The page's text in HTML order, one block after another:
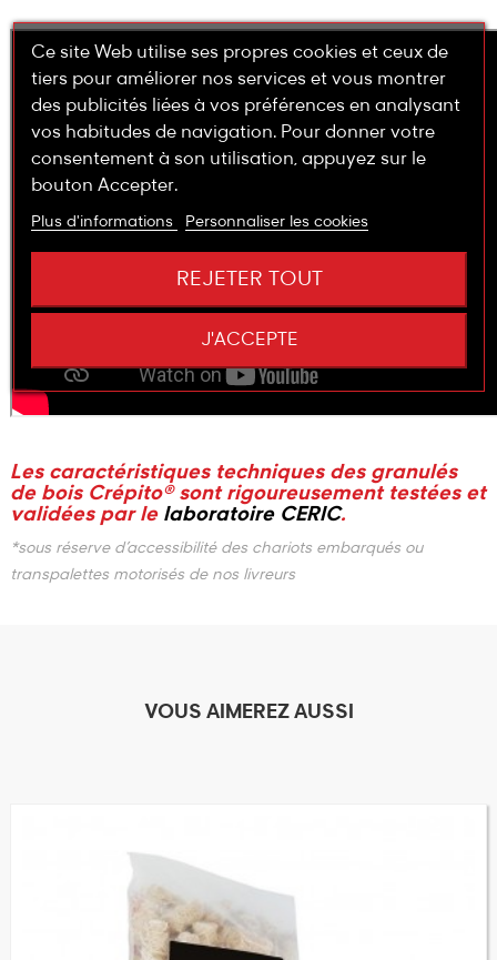
Les caractéristiques techniques des granulés
de bois Crépito® sont rigoureusement testées et
validées par le laboratoire CERIC.
*sous réserve d’accessibilité des chariots embarqués ou
transpalettes motorisés de nos livreurs
VOUS AIMEREZ AUSSI
Ce site Web utilise ses propres cookies et ceux de
tiers pour améliorer nos services et vous montrer
des publicités liées à vos préférences en analysant
vos habitudes de navigation. Pour donner votre
consentement à son utilisation, appuyez sur le
bouton Accepter.
Plus d'informations Personnaliser les cookies
REJETER TOUT
J'ACCEPTE